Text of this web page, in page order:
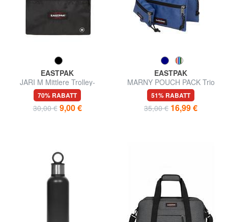
EASTPAK
JARI M Mittlere Trolley-
Abdeckung
70% RABATT
30,00 € 9,00 €
EASTPAK
MARNY POUCH PACK Trio
von Beuteln bringt alles
51% RABATT
35,00 € 16,99 €